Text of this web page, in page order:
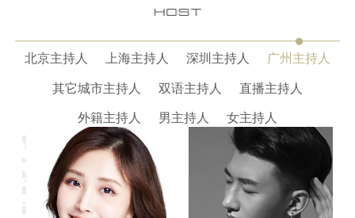
北京主持人 上海主持人 深圳主持人 广州主持人
其它城市主持人 双语主持人 直播主持人
外籍主持人 男主持人 女主持人